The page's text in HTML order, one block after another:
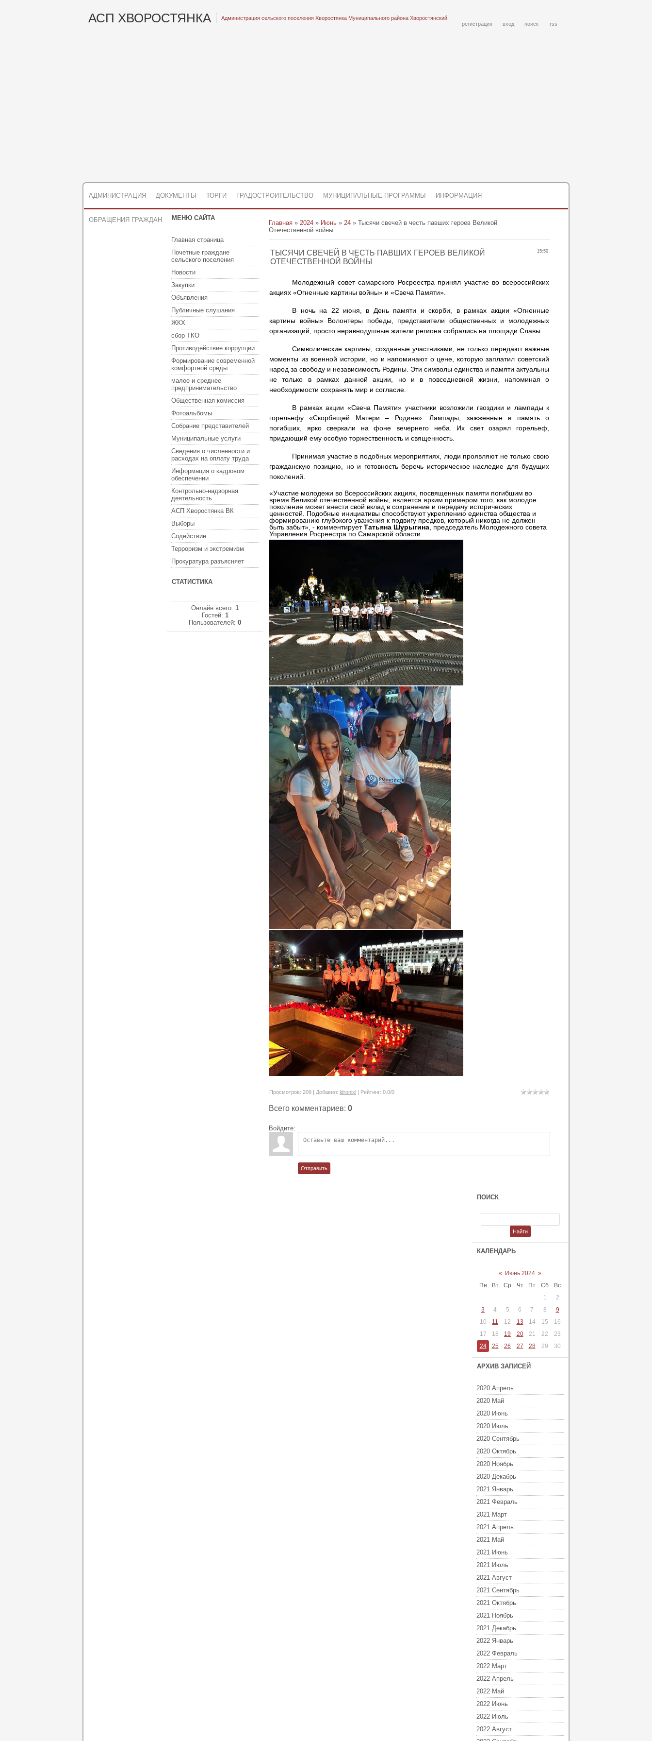
АСП ХВОРОСТЯНКА
Администрация сельского поселения Хворостянка Муниципального района Хворостянский
регистрация
вход поиск rss
АДМИНИСТРАЦИЯ ДОКУМЕНТЫ ТОРГИ ГРАДОСТРОИТЕЛЬСТВО МУНИЦИПАЛЬНЫЕ ПРОГРАММЫ ИНФОРМАЦИЯ
ОБРАЩЕНИЯ ГРАЖДАН МЕНЮ САЙТА
Главная страница
Почетные граждане
сельского поселения
Новости
Закупки
Объявления
Публичные слушания
ЖКХ
сбор ТКО
Противодействие коррупции
Формирование современной
комфортной среды
малое и среднее
предпринимательство
Общественная комиссия
Фотоальбомы
Собрание представителей
Муниципальные услуги
Сведения о численности и
расходах на оплату труда
Информация о кадровом
обеспечении
Контрольно-надзорная
деятельность
АСП Хворостянка ВК
Выборы
Содействие
Терроризм и экстремизм
Прокуратура разъясняет
СТАТИСТИКА
Онлайн всего: 1
Гостей: 1
Пользователей: 0
Главная » 2024 » Июнь » 24 » Тысячи свечей в честь павших героев Великой
Отечественной войны
15:50
ТЫСЯЧИ СВЕЧЕЙ В ЧЕСТЬ ПАВШИХ ГЕРОЕВ ВЕЛИКОЙ
ОТЕЧЕСТВЕННОЙ ВОЙНЫ
Молодежный совет самарского Росреестра принял участие во всероссийских
акциях «Огненные картины войны» и «Свеча Памяти».
В ночь на 22 июня, в День памяти и скорби, в рамках акции «Огненные
картины войны» Волонтеры победы, представители общественных и молодежных
организаций, просто неравнодушные жители региона собрались на площади Славы.
Символические картины, созданные участниками, не только передают важные
моменты из военной истории, но и напоминают о цене, которую заплатил советский
народ за свободу и независимость Родины. Эти символы единства и памяти актуальны
не только в рамках данной акции, но и в повседневной жизни, напоминая о
необходимости сохранять мир и согласие.
В рамках акции «Свеча Памяти» участники возложили гвоздики и лампады к
горельефу «Скорбящей Матери – Родине». Лампады, зажженные в память о
погибших, ярко сверкали на фоне вечернего неба. Их свет озарял горельеф,
придающий ему особую торжественность и священность.
Принимая участие в подобных мероприятиях, люди проявляют не только свою
гражданскую позицию, но и готовность беречь историческое наследие для будущих
поколений.
«Участие молодежи во Всероссийских акциях, посвященных памяти погибшим во
время Великой отечественной войны, является ярким примером того, как молодое
поколение может внести свой вклад в сохранение и передачу исторических
ценностей. Подобные инициативы способствуют укреплению единства общества и
формированию глубокого уважения к подвигу предков, который никогда не должен
быть забыт», - комментируетТатьяна Шурыгина , председатель Молодежного совета
Управления Росреестра по Самарской области.
Просмотров: 209 | Добавил: ldronixl | Рейтинг: 0.0/0
Всего комментариев: 0
Войдите:
Отправить
ПОИСК
КАЛЕНДАРЬ
« Июнь 2024 »
Пн
Вт Ср Чт Пт Сб
Вс
1
2
3
4 5 6 7 8
9
10
11 12 13 14 15
16
17
18 19 20 21 22
23
24
25 26 27 28 29 30
АРХИВ ЗАПИСЕЙ
2020 Апрель
2020 Май
2020 Июнь
2020 Июль
2020 Сентябрь
2020 Октябрь
2020 Ноябрь
2020 Декабрь
2021 Январь
2021 Февраль
2021 Март
2021 Апрель
2021 Май
2021 Июнь
2021 Июль
2021 Август
2021 Сентябрь
2021 Октябрь
2021 Ноябрь
2021 Декабрь
2022 Январь
2022 Февраль
2022 Март
2022 Апрель
2022 Май
2022 Июнь
2022 Июль
2022 Август